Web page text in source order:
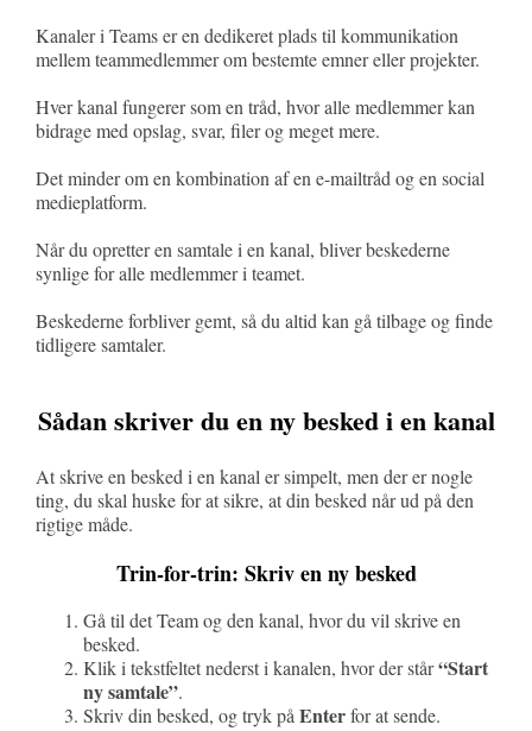
Kanaler i Teams er en dedikeret plads til kommunikation
mellem teammedlemmer om bestemte emner eller projekter.
Hver kanal fungerer som en tråd, hvor alle medlemmer kan
bidrage med opslag, svar, filer og meget mere.
Det minder om en kombination af en e-mailtråd og en social
medieplatform.
Når du opretter en samtale i en kanal, bliver beskederne
synlige for alle medlemmer i teamet.
Beskederne forbliver gemt, så du altid kan gå tilbage og finde
tidligere samtaler.
Sådan skriver du en ny besked i en kanal
At skrive en besked i en kanal er simpelt, men der er nogle
ting, du skal huske for at sikre, at din besked når ud på den
rigtige måde.
Trin-for-trin: Skriv en ny besked
Gå til det Team og den kanal, hvor du vil skrive en
besked.
Klik i tekstfeltet nederst i kanalen, hvor der står“Start
ny samtale”.
Skriv din besked, og tryk påEnterfor at sende.